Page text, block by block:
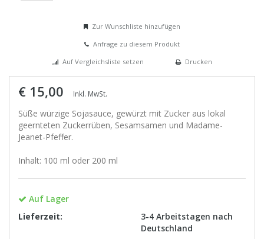
Zur Wunschliste hinzufügen
Anfrage zu diesem Produkt
Auf Vergleichsliste setzen
Drucken
€ 15,00 Inkl. MwSt.
Süße würzige Sojasauce, gewürzt mit Zucker aus lokal
geernteten Zuckerrüben, Sesamsamen und Madame-
Jeanet-Pfeffer.
Inhalt: 100 ml oder 200 ml
Auf Lager
Lieferzeit:
3-4 Arbeitstagen nach
Deutschland